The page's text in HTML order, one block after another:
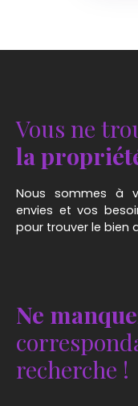
Vous ne
la
Nous sommes à
envies et vos
pour trouver le bien
Ne
recherche !